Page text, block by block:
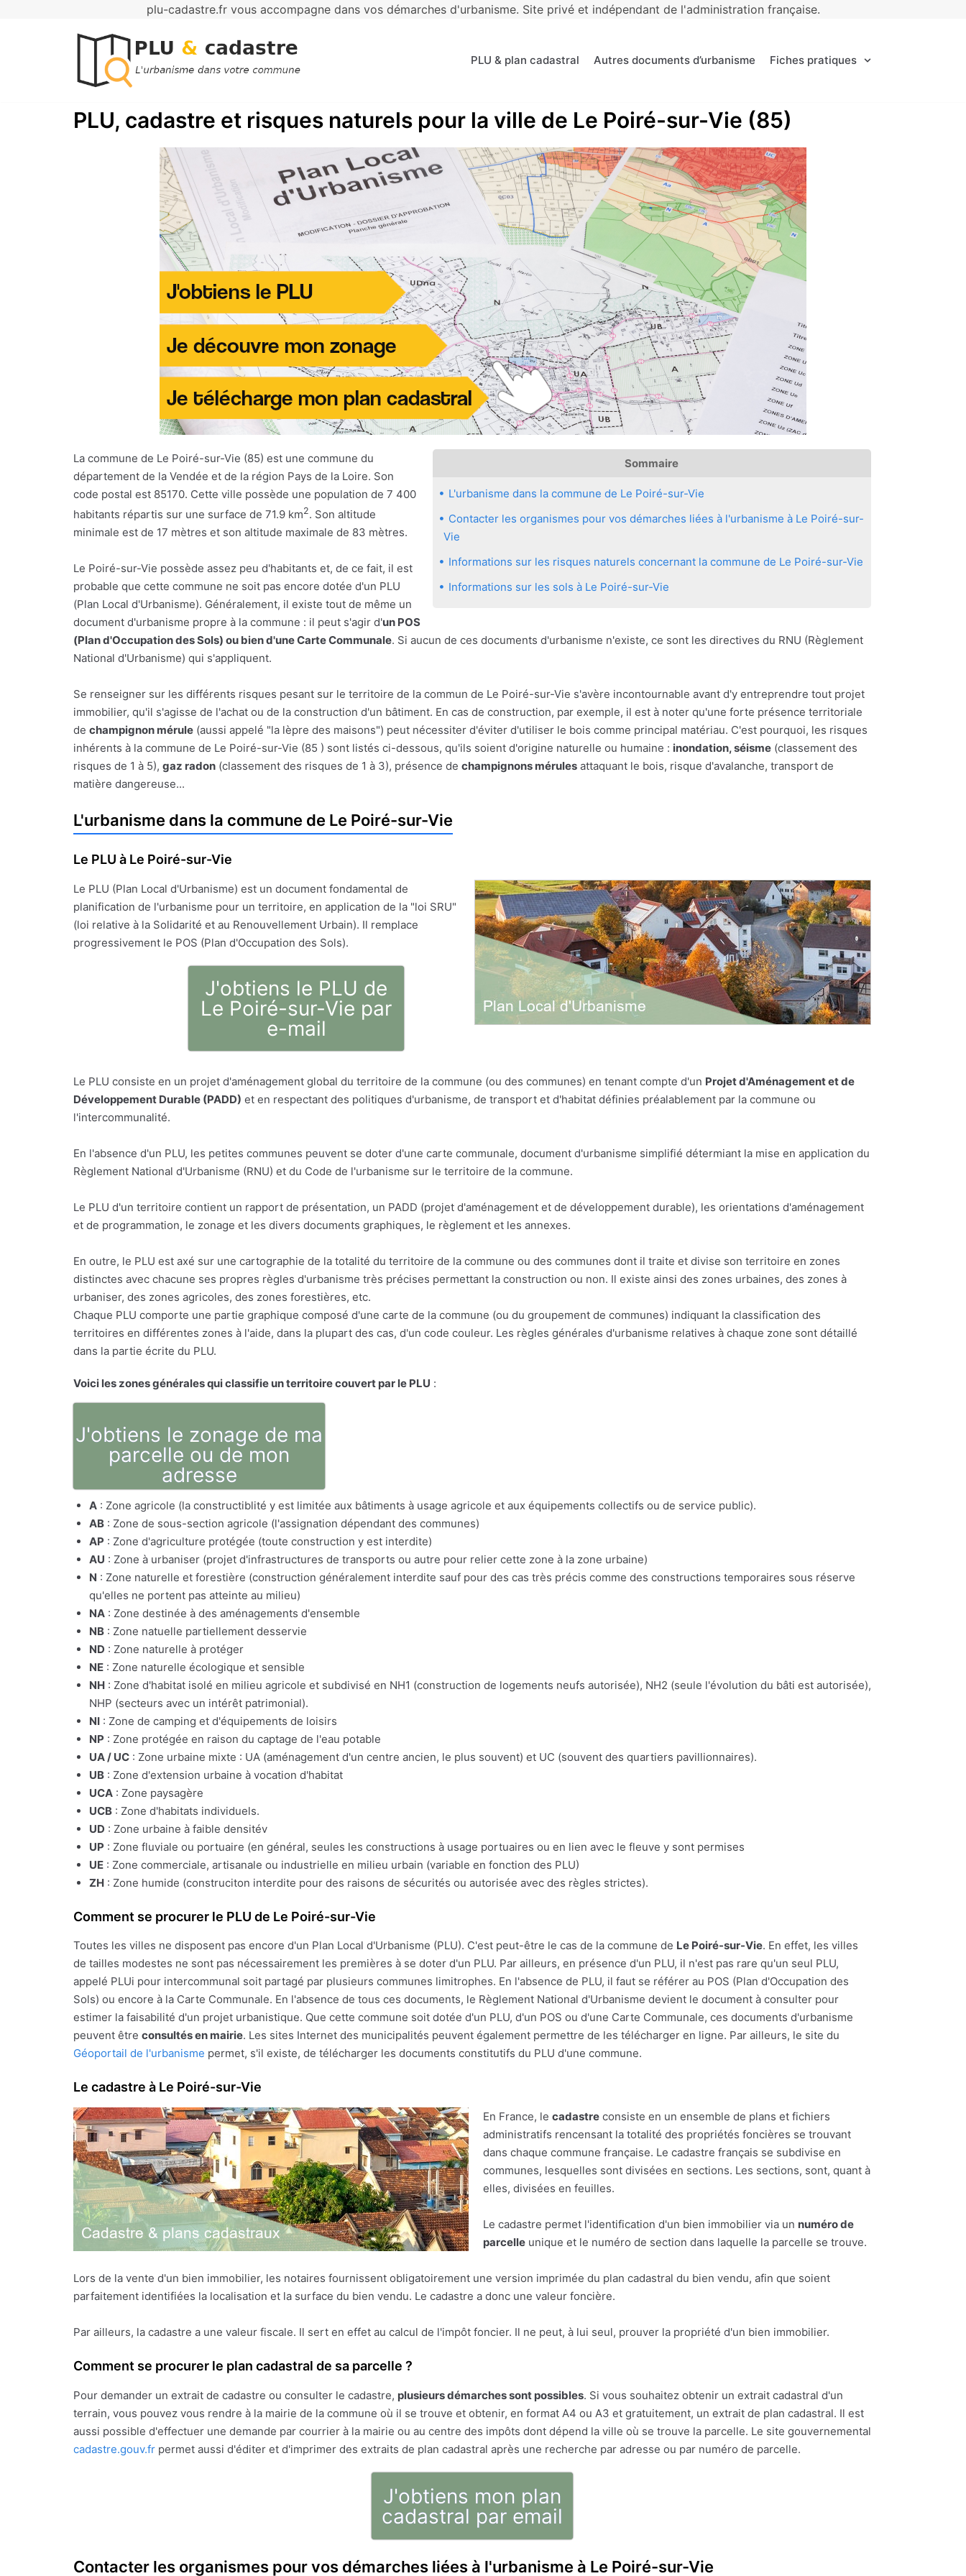
plu-cadastre.fr vous accompagne dans vos démarches d'urbanisme. Site privé et indépendant de l'administration française.
PLU & plan cadastral Autres documents d’urbanisme Fiches pratiques
PLU, cadastre et risques naturels pour la ville de Le Poiré-sur-Vie (85)
Sommaire
L'urbanisme dans la commune de Le Poiré-sur-Vie
Contacter les organismes pour vos démarches liées à l'urbanisme à Le Poiré-sur-
Vie
Informations sur les risques naturels concernant la commune de Le Poiré-sur-Vie
Informations sur les sols à Le Poiré-sur-Vie
La commune de Le Poiré-sur-Vie (85) est une commune du
département de la Vendée et de la région Pays de la Loire. Son
code postal est 85170. Cette ville possède une population de 7 400
habitants répartis sur une surface de 71.9 km2. Son altitude
minimale est de 17 mètres et son altitude maximale de 83 mètres.
Le Poiré-sur-Vie possède assez peu d'habitants et, de ce fait, il est
probable que cette commune ne soit pas encore dotée d'un PLU
(Plan Local d'Urbanisme). Généralement, il existe tout de même un
document d'urbanisme propre à la commune : il peut s'agir d'un POS
(Plan d'Occupation des Sols) ou bien d'une Carte Communale. Si aucun de ces documents d'urbanisme n'existe, ce sont les directives du RNU (Règlement
National d'Urbanisme) qui s'appliquent.
Se renseigner sur les différents risques pesant sur le territoire de la commun de Le Poiré-sur-Vie s'avère incontournable avant d'y entreprendre tout projet
immobilier, qu'il s'agisse de l'achat ou de la construction d'un bâtiment. En cas de construction, par exemple, il est à noter qu'une forte présence territoriale
de champignon mérule (aussi appelé "la lèpre des maisons") peut nécessiter d'éviter d'utiliser le bois comme principal matériau. C'est pourquoi, les risques
inhérents à la commune de Le Poiré-sur-Vie (85 ) sont listés ci-dessous, qu'ils soient d'origine naturelle ou humaine : inondation, séisme (classement des
risques de 1 à 5), gaz radon (classement des risques de 1 à 3), présence de champignons mérules attaquant le bois, risque d'avalanche, transport de
matière dangereuse...
L'urbanisme dans la commune de Le Poiré-sur-Vie
Le PLU à Le Poiré-sur-Vie
Le PLU (Plan Local d'Urbanisme) est un document fondamental de
planification de l'urbanisme pour un territoire, en application de la "loi SRU"
(loi relative à la Solidarité et au Renouvellement Urbain). Il remplace
progressivement le POS (Plan d'Occupation des Sols).
J'obtiens le PLU de
Le Poiré-sur-Vie par
e-mail
Le PLU consiste en un projet d'aménagement global du territoire de la commune (ou des communes) en tenant compte d'un Projet d'Aménagement et de
Développement Durable (PADD) et en respectant des politiques d'urbanisme, de transport et d'habitat définies préalablement par la commune ou
l'intercommunalité.
En l'absence d'un PLU, les petites communes peuvent se doter d'une carte communale, document d'urbanisme simplifié détermiant la mise en application du
Règlement National d'Urbanisme (RNU) et du Code de l'urbanisme sur le territoire de la commune.
Le PLU d'un territoire contient un rapport de présentation, un PADD (projet d'aménagement et de développement durable), les orientations d'aménagement
et de programmation, le zonage et les divers documents graphiques, le règlement et les annexes.
En outre, le PLU est axé sur une cartographie de la totalité du territoire de la commune ou des communes dont il traite et divise son territoire en zones
distinctes avec chacune ses propres règles d'urbanisme très précises permettant la construction ou non. Il existe ainsi des zones urbaines, des zones à
urbaniser, des zones agricoles, des zones forestières, etc.
Chaque PLU comporte une partie graphique composé d'une carte de la commune (ou du groupement de communes) indiquant la classification des
territoires en différentes zones à l'aide, dans la plupart des cas, d'un code couleur. Les règles générales d'urbanisme relatives à chaque zone sont détaillé
dans la partie écrite du PLU.
Voici les zones générales qui classifie un territoire couvert par le PLU :
J'obtiens le zonage de ma
parcelle ou de mon
adresse
A : Zone agricole (la constructiblité y est limitée aux bâtiments à usage agricole et aux équipements collectifs ou de service public).
AB : Zone de sous-section agricole (l'assignation dépendant des communes)
AP : Zone d'agriculture protégée (toute construction y est interdite)
AU : Zone à urbaniser (projet d'infrastructures de transports ou autre pour relier cette zone à la zone urbaine)
N : Zone naturelle et forestière (construction généralement interdite sauf pour des cas très précis comme des constructions temporaires sous réserve
qu'elles ne portent pas atteinte au milieu)
NA : Zone destinée à des aménagements d'ensemble
NB : Zone natuelle partiellement desservie
ND : Zone naturelle à protéger
NE : Zone naturelle écologique et sensible
NH : Zone d'habitat isolé en milieu agricole et subdivisé en NH1 (construction de logements neufs autorisée), NH2 (seule l'évolution du bâti est autorisée),
NHP (secteurs avec un intérêt patrimonial).
NI : Zone de camping et d'équipements de loisirs
NP : Zone protégée en raison du captage de l'eau potable
UA / UC : Zone urbaine mixte : UA (aménagement d'un centre ancien, le plus souvent) et UC (souvent des quartiers pavillionnaires).
UB : Zone d'extension urbaine à vocation d'habitat
UCA : Zone paysagère
UCB : Zone d'habitats individuels.
UD : Zone urbaine à faible densitév
UP : Zone fluviale ou portuaire (en général, seules les constructions à usage portuaires ou en lien avec le fleuve y sont permises
UE : Zone commerciale, artisanale ou industrielle en milieu urbain (variable en fonction des PLU)
ZH : Zone humide (construciton interdite pour des raisons de sécurités ou autorisée avec des règles strictes).
Comment se procurer le PLU de Le Poiré-sur-Vie
Toutes les villes ne disposent pas encore d'un Plan Local d'Urbanisme (PLU). C'est peut-être le cas de la commune de Le Poiré-sur-Vie. En effet, les villes
de tailles modestes ne sont pas nécessairement les premières à se doter d'un PLU. Par ailleurs, en présence d'un PLU, il n'est pas rare qu'un seul PLU,
appelé PLUi pour intercommunal soit partagé par plusieurs communes limitrophes. En l'absence de PLU, il faut se référer au POS (Plan d'Occupation des
Sols) ou encore à la Carte Communale. En l'absence de tous ces documents, le Règlement National d'Urbanisme devient le document à consulter pour
estimer la faisabilité d'un projet urbanistique. Que cette commune soit dotée d'un PLU, d'un POS ou d'une Carte Communale, ces documents d'urbanisme
peuvent être consultés en mairie. Les sites Internet des municipalités peuvent également permettre de les télécharger en ligne. Par ailleurs, le site du
Géoportail de l'urbanisme permet, s'il existe, de télécharger les documents constitutifs du PLU d'une commune.
Le cadastre à Le Poiré-sur-Vie
En France, le cadastre consiste en un ensemble de plans et fichiers
administratifs rencensant la totalité des propriétés foncières se trouvant
dans chaque commune française. Le cadastre français se subdivise en
communes, lesquelles sont divisées en sections. Les sections, sont, quant à
elles, divisées en feuilles.
Le cadastre permet l'identification d'un bien immobilier via un numéro de
parcelle unique et le numéro de section dans laquelle la parcelle se trouve.
Lors de la vente d'un bien immobilier, les notaires fournissent obligatoirement une version imprimée du plan cadastral du bien vendu, afin que soient
parfaitement identifiées la localisation et la surface du bien vendu. Le cadastre a donc une valeur foncière.
Par ailleurs, la cadastre a une valeur fiscale. Il sert en effet au calcul de l'impôt foncier. Il ne peut, à lui seul, prouver la propriété d'un bien immobilier.
Comment se procurer le plan cadastral de sa parcelle ?
Pour demander un extrait de cadastre ou consulter le cadastre, plusieurs démarches sont possibles. Si vous souhaitez obtenir un extrait cadastral d'un
terrain, vous pouvez vous rendre à la mairie de la commune où il se trouve et obtenir, en format A4 ou A3 et gratuitement, un extrait de plan cadastral. Il est
aussi possible d'effectuer une demande par courrier à la mairie ou au centre des impôts dont dépend la ville où se trouve la parcelle. Le site gouvernemental
cadastre.gouv.fr permet aussi d'éditer et d'imprimer des extraits de plan cadastral après une recherche par adresse ou par numéro de parcelle.
J'obtiens mon plan
cadastral par email
Contacter les organismes pour vos démarches liées à l'urbanisme à Le Poiré-sur-Vie